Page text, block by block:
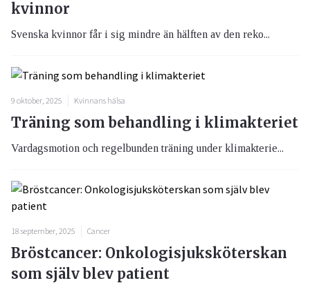
kvinnor
Svenska kvinnor får i sig mindre än hälften av den reko...
9 oktober, 2025 Kvinnans hälsa
Träning som behandling i klimakteriet
Vardagsmotion och regelbunden träning under klimakterie...
18 september, 2025 Cancer
Bröstcancer: Onkologisjuksköterskan
som själv blev patient